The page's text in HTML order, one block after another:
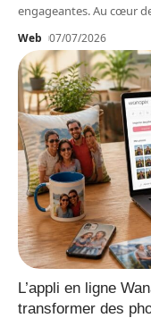
engageantes. Au cœur
Web 07/07/2026
L’appli en ligne
transformer des